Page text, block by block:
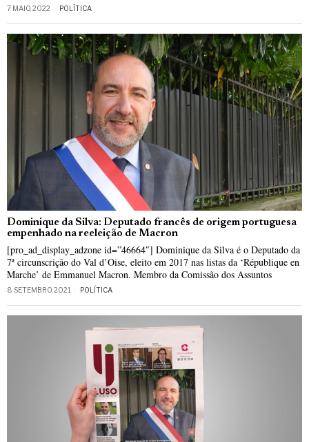
7 MAIO, 2022 POLÍTICA
Dominique da Silva: Deputado francês de origem portuguesa
empenhado na reeleição de Macron
[pro_ad_display_adzone id=”46664″] Dominique da Silva é o Deputado da
7ª circunscrição do Val d’Oise, eleito em 2017 nas listas da ‘République en
Marche’ de Emmanuel Macron. Membro da Comissão dos Assuntos
8 SETEMBRO, 2021 POLÍTICA